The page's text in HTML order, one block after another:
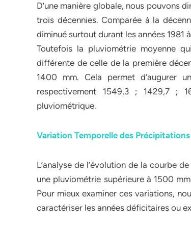
D’une manière globale, nous pouvons
trois décennies. Comparée à la
diminué surtout durant les années 1981
Toutefois la pluviométrie moyenne
différente de celle de la première
1400 mm. Cela permet d’augurer
respectivement 1549,3 ; 1429,7 ;
pluviométrique.
Variation Temporelle des Précipitations
L’analyse de l’évolution de la courbe
une pluviométrie supérieure à 1500
Pour mieux examiner ces variations,
caractériser les années déficitaires ou